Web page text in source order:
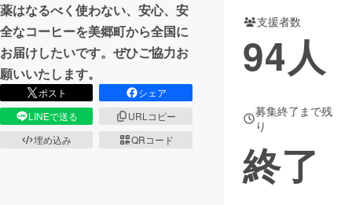
薬はなるべく使わない、安心、安
全なコーヒーを美郷町から全国に
お届けしたいです。ぜひご協力お
願いいたします。
ポスト
シェア
LINEで送る
URLコピー
埋め込み
QRコード
支援者数
94人
募集終了まで残
り
終了